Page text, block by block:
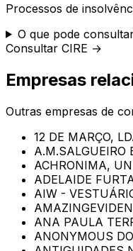
Processos de
O que pode
Consultar CIRE →
Empresas
Outras empresas de
12 DE MARÇO,
A.M.SALGUEIRO
ACHRONIMA,
ADELAIDE
AIW -
ANA PAULA
ANONYMOUS